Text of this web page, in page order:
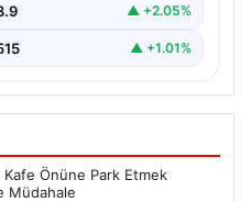
▲ +2.05%
▲ +1.01%
Kafe Önüne Park Etmek
Müdahale